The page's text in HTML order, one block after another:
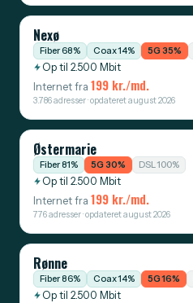
Nexø
Fiber 68% Coax 14% 5G 35%
Op til 2.500 Mbit
Internet fra 199 kr./md.
3.786 adresser · opdateret august 2026
Østermarie
Fiber 81% 5G 30% DSL 100%
Op til 2.500 Mbit
Internet fra 199 kr./md.
776 adresser · opdateret august 2026
Rønne
Fiber 86% Coax 14% 5G 16%
Op til 2.500 Mbit